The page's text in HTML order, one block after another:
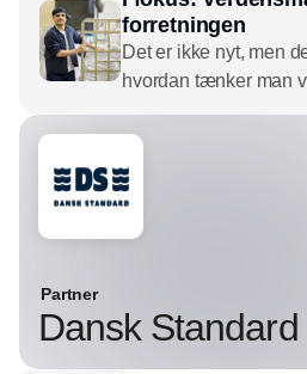
forretningen
Det er ikke nyt, men
hvordan tænker man
at arbejde med dem
CSR-værktøj? Vi
spørgsmål man skal
Partner
Dansk Standard